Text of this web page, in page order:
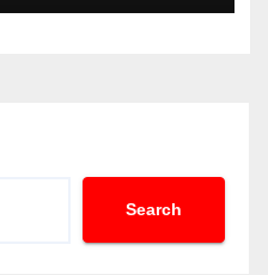
Search